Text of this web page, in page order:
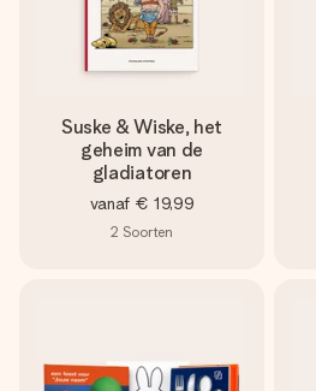
Suske & Wiske, het
geheim van de
gladiatoren
vanaf € 19,99
2 Soorten